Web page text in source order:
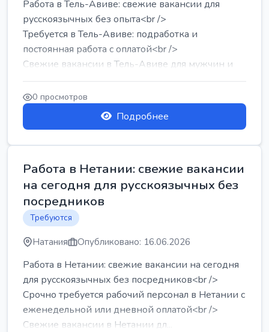
Работа в Тель-Авиве: свежие вакансии для
русскоязычных без опыта<br />
Требуется в Тель-Авиве: подработка и
постоянная работа с оплатой<br />
Свежие вакансии в Тель-Авиве для мужчин и
женщин от хозя...
0 просмотров
Подробнее
Работа в Нетании: свежие вакансии
на сегодня для русскоязычных без
посредников
Требуются
Натания Опубликовано: 16.06.2026
Работа в Нетании: свежие вакансии на сегодня
для русскоязычных без посредников<br />
Срочно требуется рабочий персонал в Нетании с
еженедельной или дневной оплатой<br />
Свежие вакансии в Нетании дл...